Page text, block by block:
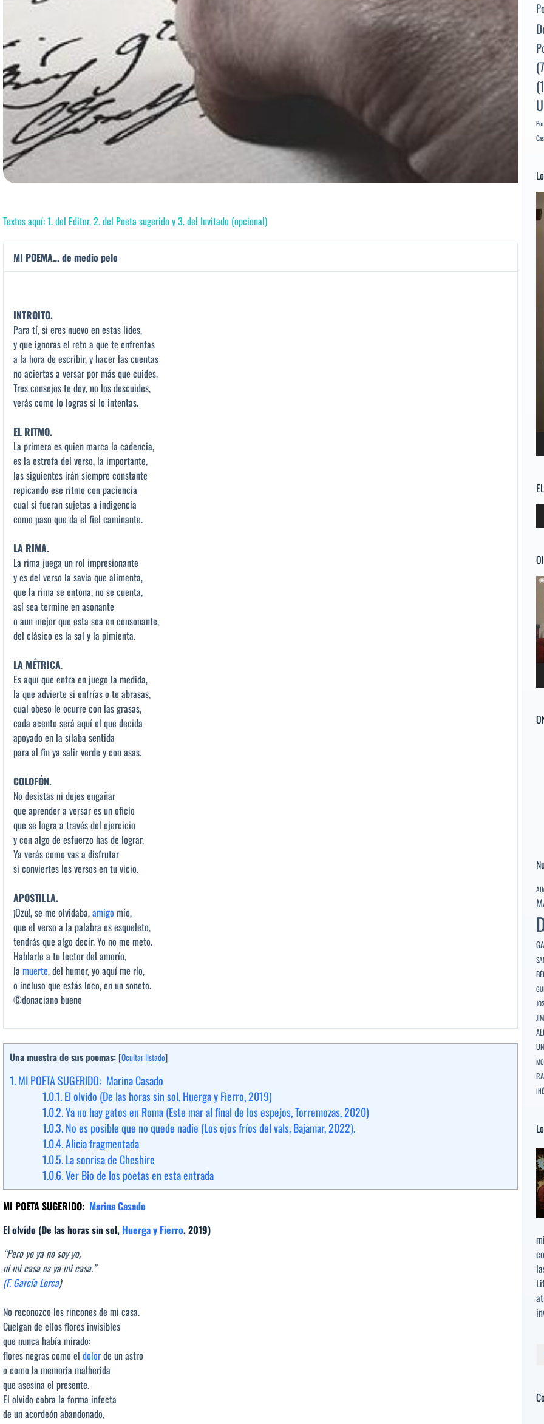
Textos aquí: 1. del Editor, 2. del Poeta sugerido y 3. del Invitado (opcional)
MI POEMA… de medio pelo
INTROITO.
Para tí, si eres nuevo en estas lides,
y que ignoras el reto a que te enfrentas
a la hora de escribir, y hacer las cuentas
no aciertas a versar por más que cuides.
Tres consejos te doy, no los descuides,
verás como lo logras si lo intentas.
EL RITMO.
La primera es quien marca la cadencia,
es la estrofa del verso, la importante,
las siguientes irán siempre constante
repicando ese ritmo con paciencia
cual si fueran sujetas a indigencia
como paso que da el fiel caminante.
LA RIMA.
La rima juega un rol impresionante
y es del verso la savia que alimenta,
que la rima se entona, no se cuenta,
así sea termine en asonante
o aun mejor que esta sea en consonante,
del clásico es la sal y la pimienta.
LA MÉTRICA.
Es aquí que entra en juego la medida,
la que advierte si enfrías o te abrasas,
cual obeso le ocurre con las grasas,
cada acento será aquí el que decida
apoyado en la sílaba sentida
para al fin ya salir verde y con asas.
COLOFÓN.
No desistas ni dejes engañar
que aprender a versar es un oficio
que se logra a través del ejercicio
y con algo de esfuerzo has de lograr.
Ya verás como vas a disfrutar
si conviertes los versos en tu vicio.
APOSTILLA.
¡Ozú!, se me olvidaba,amigo mío,
que el verso a la palabra es esqueleto,
tendrás que algo decir. Yo no me meto.
Hablarle a tu lector del amorío,
la muerte, del humor, yo aquí me río,
o incluso que estás loco, en un soneto.
©donaciano bueno
Una muestra de sus poemas: [Ocultar listado]
1.MI POETA SUGERIDO: Marina Casado
1.0.1.El olvido (De las horas sin sol, Huerga y Fierro, 2019)
1.0.2.Ya no hay gatos en Roma (Este mar al final de los espejos, Torremozas, 2020)
1.0.3.No es posible que no quede nadie (Los ojos fríos del vals, Bajamar, 2022).
1.0.4.Alicia fragmentada
1.0.5.La sonrisa de Cheshire
1.0.6.Ver Bio de los poetas en esta entrada
MI POETA SUGERIDO: Marina Casado
El olvido (De las horas sin sol, Huerga y Fierro, 2019)
“Pero yo ya no soy yo,
ni mi casa es ya mi casa.”
(F. García Lorca)
No reconozco los rincones de mi casa.
Cuelgan de ellos flores invisibles
que nunca había mirado:
flores negras como el dolorde un astro
o como la memoria malherida
que asesina el presente.
El olvido cobra la forma infecta
de un acordeón abandonado,
de
de